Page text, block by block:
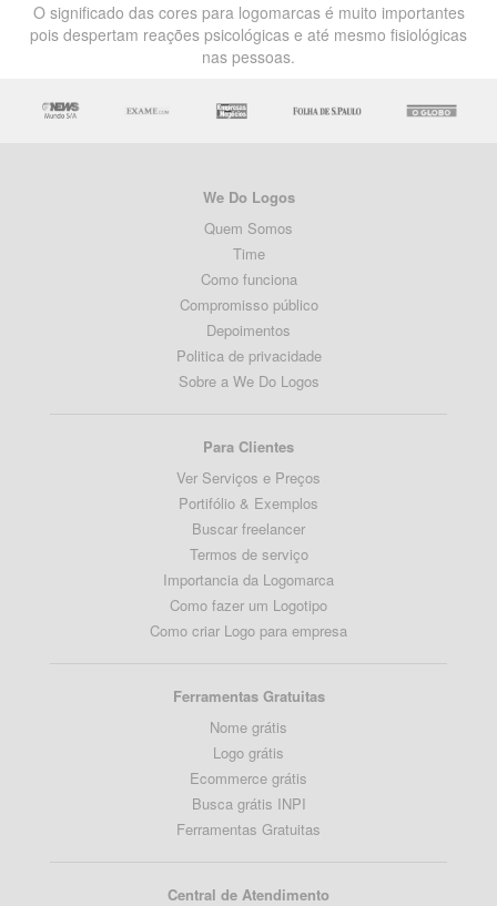
O significado das cores para logomarcas é muito importantes
pois despertam reações psicológicas e até mesmo fisiológicas
nas pessoas.
We Do Logos
Quem Somos
Time
Como funciona
Compromisso público
Depoimentos
Politica de privacidade
Sobre a We Do Logos
Para Clientes
Ver Serviços e Preços
Portifólio & Exemplos
Buscar freelancer
Termos de serviço
Importancia da Logomarca
Como fazer um Logotipo
Como criar Logo para empresa
Ferramentas Gratuitas
Nome grátis
Logo grátis
Ecommerce grátis
Busca grátis INPI
Ferramentas Gratuitas
Central de Atendimento